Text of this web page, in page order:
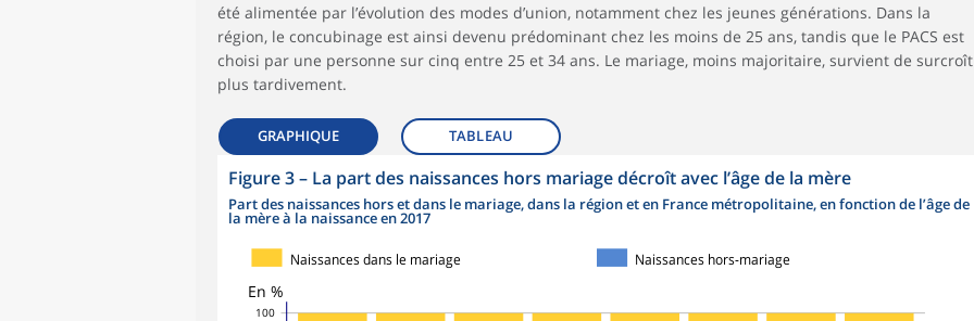
été alimentée par l’évolution des modes d’union, notamment chez les jeunes générations. Dans la
région, le concubinage est ainsi devenu prédominant chez les moins de 25 ans, tandis que le PACS est
choisi par une personne sur cinq entre 25 et 34 ans. Le mariage, moins majoritaire, survient de surcroît
plus tardivement.
GRAPHIQUE TABLEAU
Figure 3– La part des naissances hors mariage décroît avec l’âge de la mère
Part des naissances hors et dans le mariage, dans la région et en France métropolitaine, en fonction de l’âge de
la mère à la naissance en 2017
100
En %
Naissances hors-mariage
Naissances dans le mariage